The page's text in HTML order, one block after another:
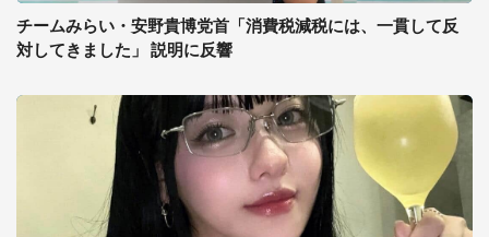
チームみらい・安野貴博党首「消費税減税には、一貫して反
対してきました」 説明に反響